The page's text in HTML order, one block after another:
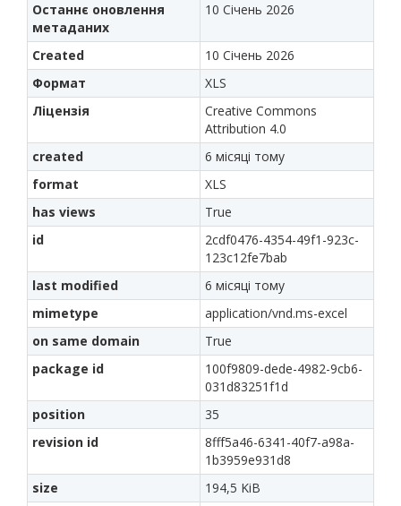
Останнє оновлення
метаданих
10 Січень 2026
Created
10 Січень 2026
Формат
XLS
Ліцензія
Creative Commons
Attribution 4.0
created
6 місяці тому
format
XLS
has views
True
id
2cdf0476-4354-49f1-923c-
123c12fe7bab
last modified
6 місяці тому
mimetype
application/vnd.ms-excel
on same domain
True
package id
100f9809-dede-4982-9cb6-
031d83251f1d
position
35
revision id
8fff5a46-6341-40f7-a98a-
1b3959e931d8
size
194,5 KiB